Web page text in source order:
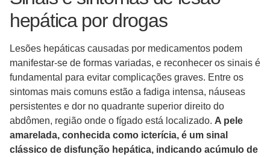
hepática por drogas
Lesões hepáticas causadas por medicamentos podem
manifestar-se de formas variadas, e reconhecer os sinais é
fundamental para evitar complicações graves. Entre os
sintomas mais comuns estão a fadiga intensa, náuseas
persistentes e dor no quadrante superior direito do
abdômen, região onde o fígado está localizado. A pele
amarelada, conhecida como icterícia, é um sinal
clássico de disfunção hepática, indicando acúmulo de